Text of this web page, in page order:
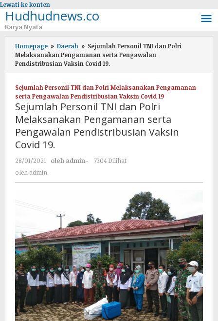
Lewati ke konten
Hudhudnews.co
Karya Nyata
Homepage » Daerah » Sejumlah Personil TNI dan Polri
Melaksanakan Pengamanan serta Pengawalan
Pendistribusian Vaksin Covid 19.
Sejumlah Personil TNI dan Polri Melaksanakan Pengamanan
serta Pengawalan Pendistribusian Vaksin Covid 19
Sejumlah Personil TNI dan Polri
Melaksanakan Pengamanan serta
Pengawalan Pendistribusian Vaksin
Covid 19.
28/01/2021 oleh admin-
7304 Dilihat
oleh admin